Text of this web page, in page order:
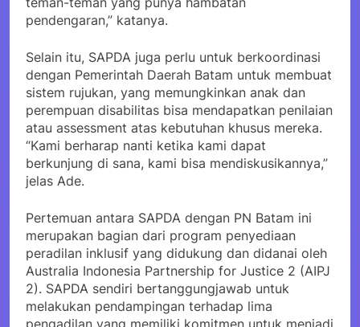
pendengaran,” katanya.
Selain itu, SAPDA juga perlu untuk berkoordinasi
dengan Pemerintah Daerah Batam untuk membuat
sistem rujukan, yang memungkinkan anak dan
perempuan disabilitas bisa mendapatkan penilaian
atau assessment atas kebutuhan khusus mereka.
“Kami berharap nanti ketika kami dapat
berkunjung di sana, kami bisa mendiskusikannya,”
jelas Ade.
Pertemuan antara SAPDA dengan PN Batam ini
merupakan bagian dari program penyediaan
peradilan inklusif yang didukung dan didanai oleh
Australia Indonesia Partnership for Justice 2 (AIPJ
2). SAPDA sendiri bertanggungjawab untuk
melakukan pendampingan terhadap lima